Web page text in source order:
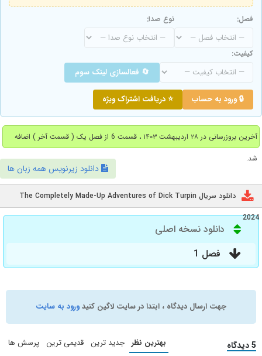
فصل: نوع صدا:
کیفیت:
🔄 فعالسازی لینک سوم
🔒 ورود به حساب ⭐ دریافت اشتراک ویژه
آخرین بروزرسانی در ۲۸ اردیبهشت ۱۴۰۳ ، قسمت 6 از فصل یک ( قسمت آخر ) اضافه
شد.
دانلود زیرنویس همه زبان ها
دانلود سریال The Completely Made-Up Adventures of Dick Turpin
2024
دانلود نسخه اصلی
فصل 1
جهت ارسال دیدگاه ، ابتدا در سایت لاگین کنیدورود به سایت
5 دیدگاه بهترین نظر جدید ترین قدیمی ترین پرسش ها